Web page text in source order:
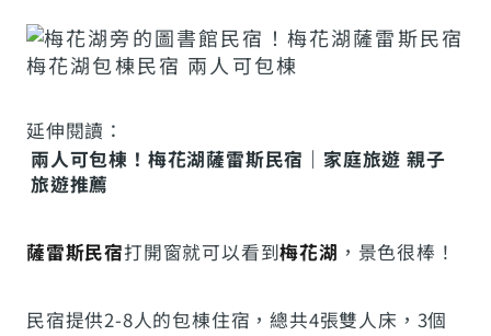
延伸閱讀：
兩人可包棟！梅花湖薩雷斯民宿｜家庭旅遊 親子
旅遊推薦
薩雷斯民宿打開窗就可以看到梅花湖 ，景色很棒！
民宿提供2-8人的包棟住宿，總共4張雙人床，3個